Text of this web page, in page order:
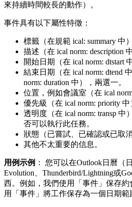
來持續時間較長的動作）。
事件具有以下屬性特徵：
標籤（在規範 ical: summary 中）
描述（在 ical norm: description 中
開始日期（在 ical norm: dtstart 中
結束日期（在 ical norm: dtend
norm: duration 中），兩選一。
位置，例如會議室（在 ical
優先級（在 ical norm: priority 中
透明度（在 ical norm: transp
否可以執行此任務。
狀態（已嘗試、已確認或已取
其他不太重要的信息。
用例示例 ： 您可以在Outlook日曆（
Evolution、Thunderbird/Lightning或
西。例如，我們使用「事件」保存
用「事件」將工作保存為一個日期範